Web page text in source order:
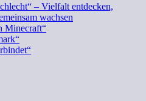
– Vielfalt entdecken,
wachsen
Minecraft“